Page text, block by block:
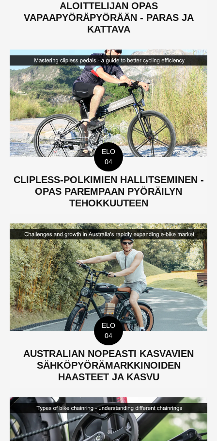
ALOITTELIJAN OPAS
VAPAAPYÖRÄPYÖRÄÄN - PARAS JA
KATTAVA
ELO
04
CLIPLESS-POLKIMIEN HALLITSEMINEN -
OPAS PAREMPAAN PYÖRÄILYN
TEHOKKUUTEEN
ELO
04
AUSTRALIAN NOPEASTI KASVAVIEN
SÄHKÖPYÖRÄMARKKINOIDEN
HAASTEET JA KASVU